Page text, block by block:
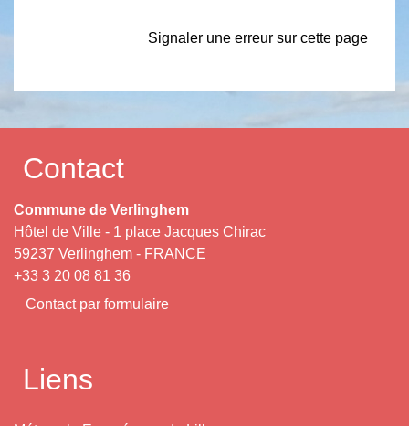
Signaler une erreur sur cette page
Contact
Commune de Verlinghem
Hôtel de Ville - 1 place Jacques Chirac
59237 Verlinghem - FRANCE
+33 3 20 08 81 36
Contact par formulaire
Liens